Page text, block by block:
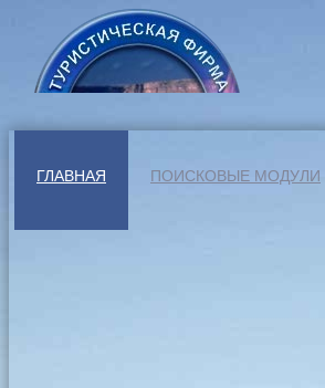
ГЛАВНАЯ ПОИСКОВЫЕ МОДУЛИ